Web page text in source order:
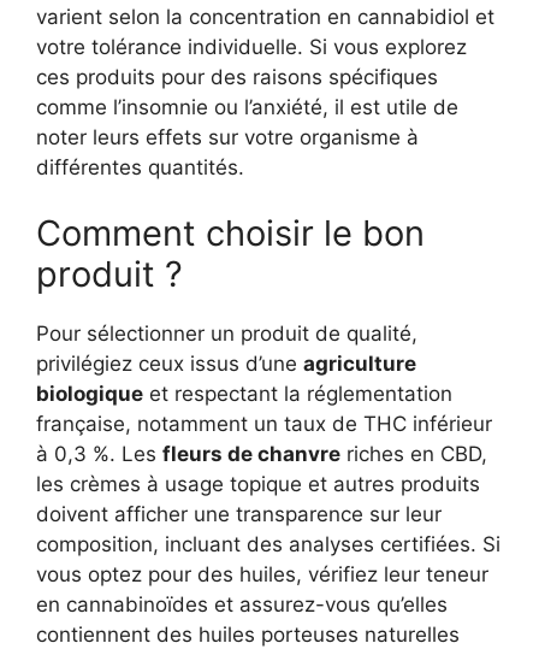
varient selon la concentration en cannabidiol et
votre tolérance individuelle. Si vous explorez
ces produits pour des raisons spécifiques
comme l’insomnie ou l’anxiété, il est utile de
noter leurs effets sur votre organisme à
différentes quantités.
Comment choisir le bon
produit ?
Pour sélectionner un produit de qualité,
privilégiez ceux issus d’une agriculture
biologique et respectant la réglementation
française, notamment un taux de THC inférieur
à 0,3 %. Les fleurs de chanvre riches en CBD,
les crèmes à usage topique et autres produits
doivent afficher une transparence sur leur
composition, incluant des analyses certifiées. Si
vous optez pour des huiles, vérifiez leur teneur
en cannabinoïdes et assurez-vous qu’elles
contiennent des huiles porteuses naturelles